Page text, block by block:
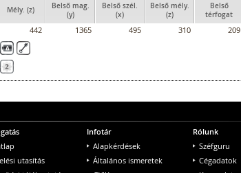
Mély. (z)
Belső mag.
(y)
Belső szél.
(x)
Belső mély.
(z)
Belső
térfogat
442 1365 495 310 209
utasítás
Infotár
Alapkérdések
Általános ismeretek
Rólunk
Széfguru
Cégadatok